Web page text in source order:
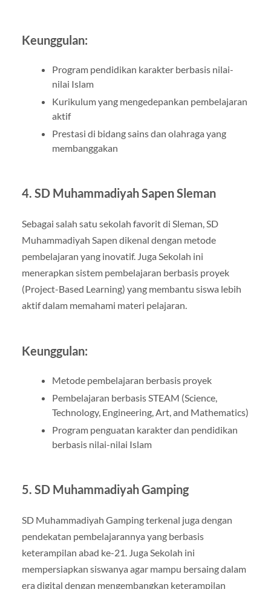
Keunggulan:
Program pendidikan karakter berbasis nilai-
nilai Islam
Kurikulum yang mengedepankan pembelajaran
aktif
Prestasi di bidang sains dan olahraga yang
membanggakan
4. SD Muhammadiyah Sapen Sleman
Sebagai salah satu sekolah favorit di Sleman, SD
Muhammadiyah Sapen dikenal dengan metode
pembelajaran yang inovatif. Juga Sekolah ini
menerapkan sistem pembelajaran berbasis proyek
(Project-Based Learning) yang membantu siswa lebih
aktif dalam memahami materi pelajaran.
Keunggulan:
Metode pembelajaran berbasis proyek
Pembelajaran berbasis STEAM (Science,
Technology, Engineering, Art, and Mathematics)
Program penguatan karakter dan pendidikan
berbasis nilai-nilai Islam
5. SD Muhammadiyah Gamping
SD Muhammadiyah Gamping terkenal juga dengan
pendekatan pembelajarannya yang berbasis
keterampilan abad ke-21. Juga Sekolah ini
mempersiapkan siswanya agar mampu bersaing dalam
era digital dengan mengembangkan keterampilan